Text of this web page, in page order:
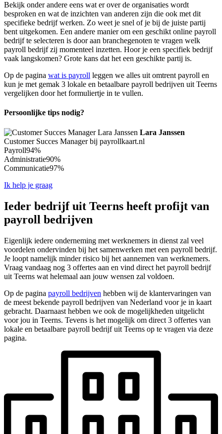
Bekijk onder andere eens wat er over de organisaties wordt
besproken en wat de inzichten van anderen zijn die ook met dit
specifieke bedrijf werken. Zo weet je snel of je bij de juiste partij
bent uitgekomen. Een andere manier om een geschikt online payroll
bedrijf te selecteren is door aan branchegenoten te vragen welk
payroll bedrijf zij momenteel inzetten. Hoor je een specifiek bedrijf
vaak langskomen? Grote kans dat het een geschikte partij is.
Op de pagina wat is payroll leggen we alles uit omtrent payroll en
kun je met gemak 3 lokale en betaalbare payroll bedrijven uit Teerns
vergelijken door het formuliertje in te vullen.
Persoonlijke tips nodig?
Lara Janssen
Customer Succes Manager bij payrollkaart.nl
Payroll94%
Administratie90%
Communicatie97%
Ik help je graag
Ieder bedrijf uit Teerns heeft profijt van
payroll bedrijven
Eigenlijk iedere onderneming met werknemers in dienst zal veel
voordelen ondervinden bij het samenwerken met een payroll bedrijf.
Je loopt namelijk minder risico bij het aannemen van werknemers.
Vraag vandaag nog 3 offertes aan en vind direct het payroll bedrijf
uit Teerns wat helemaal aan jouw wensen zal voldoen.
Op de pagina payroll bedrijven hebben wij de klantervaringen van
de meest bekende payroll bedrijven van Nederland voor je in kaart
gebracht. Daarnaast hebben we ook de mogelijkheden uitgelicht
voor jou in Teerns. Tevens is het mogelijk om direct 3 offertes van
lokale en betaalbare payroll bedrijf uit Teerns op te vragen via deze
pagina.